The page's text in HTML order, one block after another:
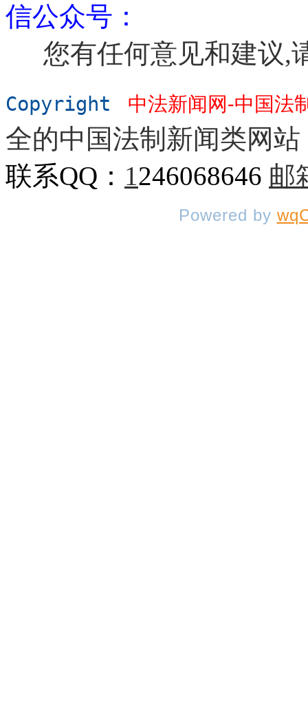
信公众号：
您有任何意见和建议,
Copyright 中法新闻网-中国法
全的中国法制新闻类网站
联系QQ： 1246068646 邮
Powered by